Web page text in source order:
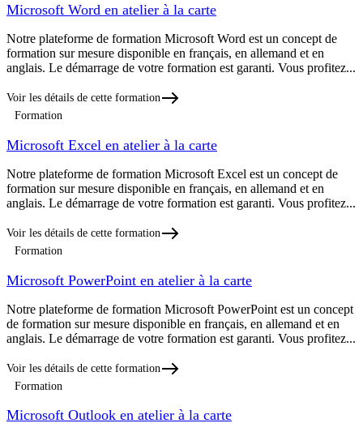
Microsoft Word en atelier à la carte
Notre plateforme de formation Microsoft Word est un concept de
formation sur mesure disponible en français, en allemand et en
anglais. Le démarrage de votre formation est garanti. Vous profitez...
Voir les détails de cette formation
Formation
Microsoft Excel en atelier à la carte
Notre plateforme de formation Microsoft Excel est un concept de
formation sur mesure disponible en français, en allemand et en
anglais. Le démarrage de votre formation est garanti. Vous profitez...
Voir les détails de cette formation
Formation
Microsoft PowerPoint en atelier à la carte
Notre plateforme de formation Microsoft PowerPoint est un concept
de formation sur mesure disponible en français, en allemand et en
anglais. Le démarrage de votre formation est garanti. Vous profitez...
Voir les détails de cette formation
Formation
Microsoft Outlook en atelier à la carte